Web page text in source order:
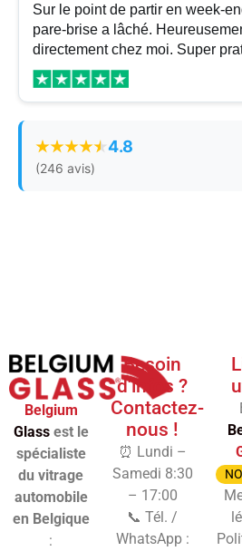
Sur le point de partir en week-
pare-brise a lâché.
directement chez moi. Super
4.8
(246 avis)
Belgium
Glassest le
spécialiste
du vitrage
automobile
en Belgique
:
Besoin
d'infos ?
Contactez-
nous !
⏰ Lundi –
Samedi 8:30
– 17:00
📞 Tél. /
WhatsApp :